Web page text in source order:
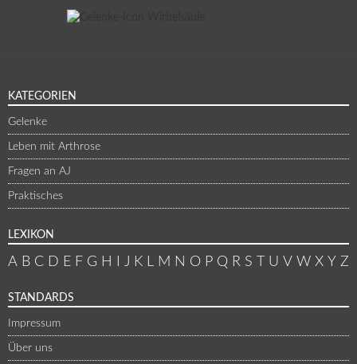
KATEGORIEN
Gelenke
Leben mit Arthrose
Fragen an AJ
Praktisches
LEXIKON
A B C D E F G H J K L M N O P Q R S U V W X Y Z
STANDARDS
Impressum
Über uns